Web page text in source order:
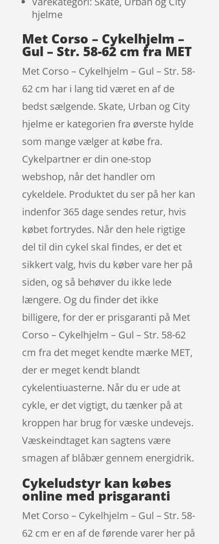
hjelme
Met Corso – Cykelhjelm –
Gul – Str. 58-62 cm fra MET
Met Corso – Cykelhjelm – Gul – Str. 58-
62 cm har i lang tid været en af de
bedst sælgende. Skate, Urban og City
hjelme er kategorien fra øverste hylde
som mange vælger at købe fra.
Cykelpartner er din one-stop
webshop, når det handler om
cykeldele. Produktet du ser på her kan
indenfor 365 dage sendes retur, hvis
købet fortrydes. Når den hele rigtige
del til din cykel skal findes, er det et
sikkert valg, hvis du køber vare her på
siden, og så behøver du ikke lede
længere. Og du finder det ikke
billigere, for der er prisgaranti på Met
Corso – Cykelhjelm – Gul – Str. 58-62
cm fra det meget kendte mærke MET,
der er meget kendt blandt
cykelentiuasterne. Når du er ude at
cykle, er det vigtigt, du tænker på at
kroppen har brug for væske undevejs.
Væskeindtaget kan sagtens være
smagen af blåbær gennem energidrik.
Cykeludstyr kan købes
online med prisgaranti
Met Corso – Cykelhjelm – Gul – Str. 58-
62 cm er en af de førende varer her på